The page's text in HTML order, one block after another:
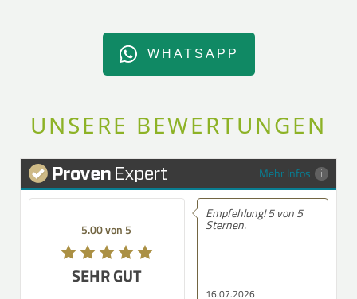
WHATSAPP
UNSERE BEWERTUNGEN
Mehr Infos
5.00 von 5
SEHR GUT
16.07.2026
Empfehlung! 5 von 5
Sternen.